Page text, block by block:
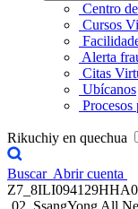
Centro
Cursos
Alerta
Citas
Ubícanos
Procesos
Rikuchiy en quechua
Buscar Abrir cuenta
02. SsangYong All